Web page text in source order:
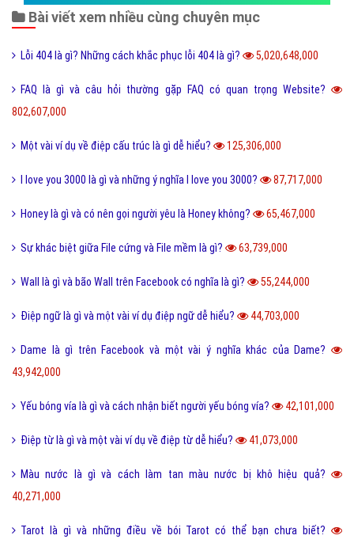
Bài viết xem nhiều cùng chuyên mục
Lỗi 404 là gì? Những cách khắc phục lỗi 404 là gì? 5,020,648,000
FAQ là gì và câu hỏi thường gặp FAQ có quan trọng Website?
802,607,000
Một vài ví dụ về điệp cấu trúc là gì dễ hiểu? 125,306,000
I love you 3000 là gì và những ý nghĩa I love you 3000? 87,717,000
Honey là gì và có nên gọi người yêu là Honey không? 65,467,000
Sự khác biệt giữa File cứng và File mềm là gì? 63,739,000
Wall là gì và bão Wall trên Facebook có nghĩa là gì? 55,244,000
Điệp ngữ là gì và một vài ví dụ điệp ngữ dễ hiểu? 44,703,000
Dame là gì trên Facebook và một vài ý nghĩa khác của Dame?
43,942,000
Yếu bóng vía là gì và cách nhận biết người yếu bóng vía? 42,101,000
Điệp từ là gì và một vài ví dụ về điệp từ dễ hiểu? 41,073,000
Màu nước là gì và cách làm tan màu nước bị khô hiệu quả?
40,271,000
Tarot là gì và những điều về bói Tarot có thể bạn chưa biết?